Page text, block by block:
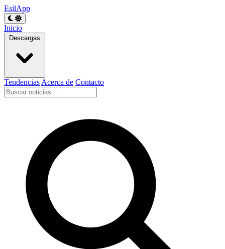
EsilApp
Inicio
Descargas
Tendencias Acerca de Contacto